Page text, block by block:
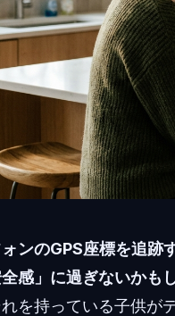
ンのGPS座標を追跡
全感」に過ぎないかも
を持っている子供が